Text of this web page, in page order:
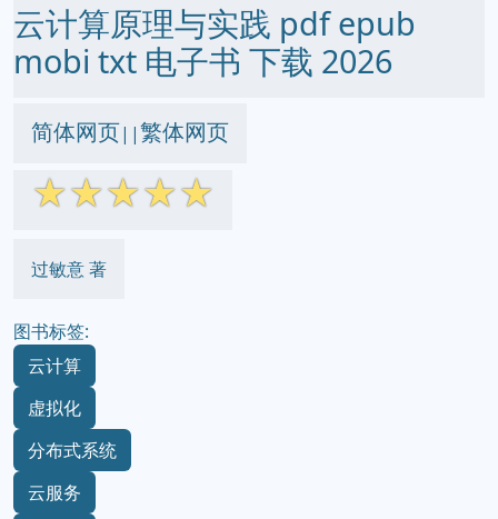
云计算原理与实践 pdf epub
mobi txt 电子书 下载 2026
简体网页||繁体网页
☆☆☆☆☆
过敏意 著
图书标签:
云计算
虚拟化
分布式系统
云服务